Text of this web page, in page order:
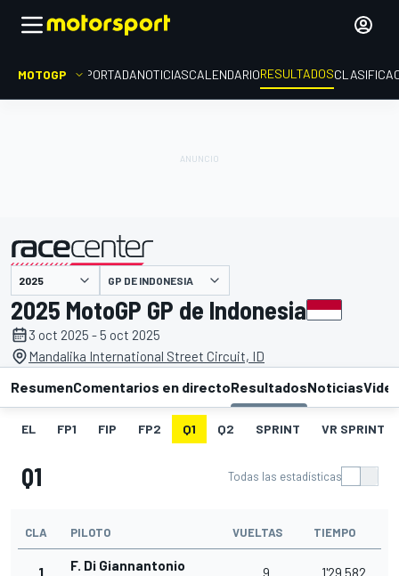
MOTOGP PORTADANOTICIASCALENDARIORESULTADOS
presentado por GP DE INDONESIA
2025 MotoGP GP de Indonesia
3 oct 2025 - 5 oct 2025
Mandalika International Street Circuit, ID
ResumenComentarios en directoResultadosNoticias
EL FP1 FIP FP2 Q1 Q2 SPRINT VR SPRINT
Q1 Todas las estadísticas
CLA PILOTO VUELTAS TIEMPO
1 F. Di Giannantonio 9 1'29.582